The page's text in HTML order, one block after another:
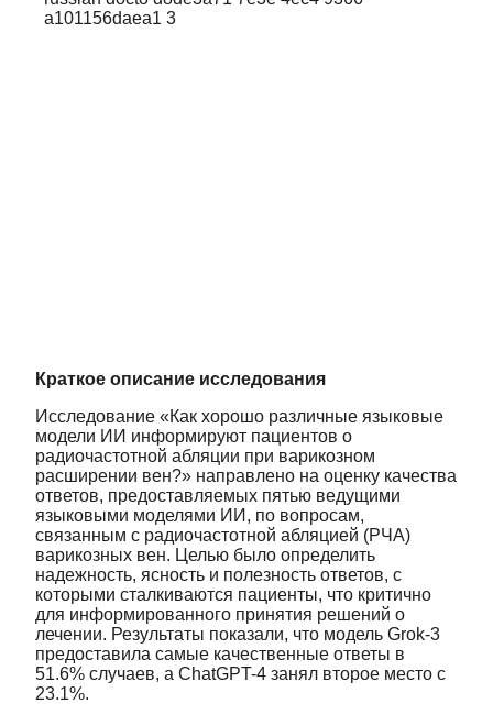
Краткое описание исследования
Исследование «Как хорошо различные языковые
модели ИИ информируют пациентов о
радиочастотной абляции при варикозном
расширении вен?» направлено на оценку качества
ответов, предоставляемых пятью ведущими
языковыми моделями ИИ, по вопросам,
связанным с радиочастотной абляцией (РЧА)
варикозных вен. Целью было определить
надежность, ясность и полезность ответов, с
которыми сталкиваются пациенты, что критично
для информированного принятия решений о
лечении. Результаты показали, что модель Grok-3
предоставила самые качественные ответы в
51.6% случаев, а ChatGPT-4 занял второе место с
23.1%.